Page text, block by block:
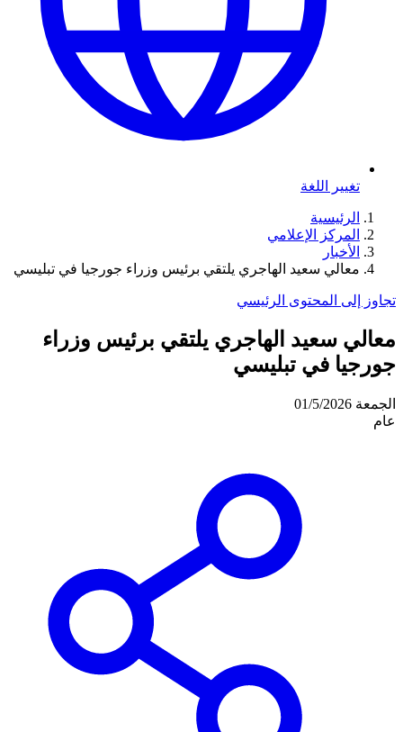
تغيير اللغة
الرئيسية
المركز الإعلامي
الأخبار
معالي سعيد الهاجري يلتقي برئيس وزراء جورجيا في تبليسي
تجاوز إلى المحتوى الرئيسي
معالي سعيد الهاجري يلتقي برئيس وزراء
جورجيا في تبليسي
الجمعة 01/5/2026
عام